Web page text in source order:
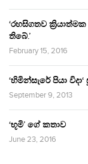
‘රහසිගතව
තිබේ.’
February 15, 2016
‘හිමින්සැරේ පියා
September 9, 2013
‘භූමි’ ගේ කතාව
June 23, 2016